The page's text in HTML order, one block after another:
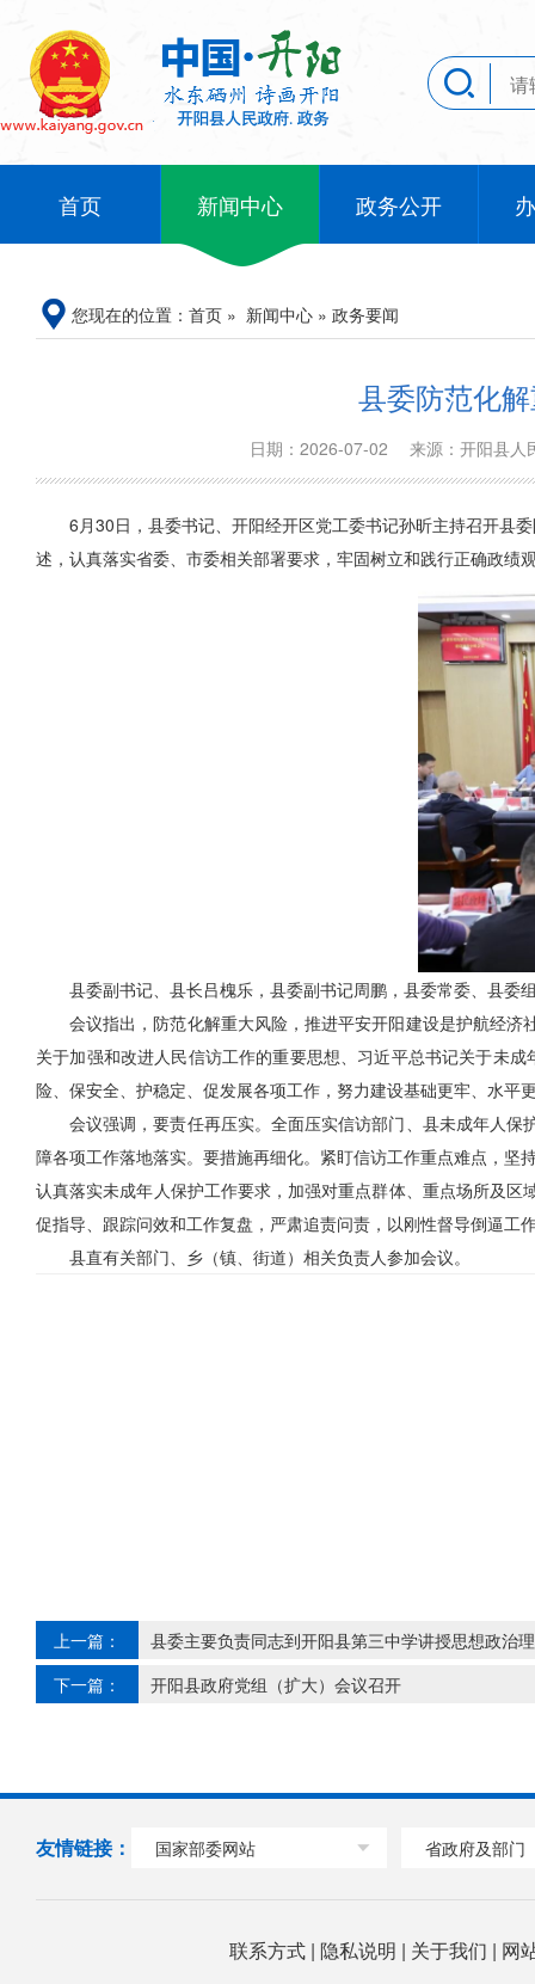
首页 新闻中心 政务公开
您现在的位置： 首页 » 新闻中心 » 政务要闻
县委防范化
日期：2026-07-02 来源：开阳县
6月30日，县委书记、开阳经开区党工委书记孙昕主持召开县
述，认真落实省委、市委相关部署要求，牢固树立和践行正确政
县委副书记、县长吕槐乐，县委副书记周鹏，县委常委、县
会议指出，防范化解重大风险，推进平安开阳建设是护航经
关于加强和改进人民信访工作的重要思想、习近平总书记关于未
险、保安全、护稳定、促发展各项工作，努力建设基础更牢、水平
会议强调，要责任再压实。全面压实信访部门、县未成年人
障各项工作落地落实。 要措施再细化。紧盯信访工作重点难点，坚
认真落实未成年人保护工作要求，加强对重点群体、重点场所及
促指导、跟踪问效和工作复盘，严肃追责问责，以刚性督导倒逼
县直有关部门、乡（镇、街道）相关负责人参加会议。
上一篇：
县委主要负责同志到开阳县第三中学讲授思想政治
下一篇：
开阳县政府党组（扩大）会议召开
友情链接： 国家部委网站 省政府及部门
联系方式| 隐私说明 | 关于我们 | 网